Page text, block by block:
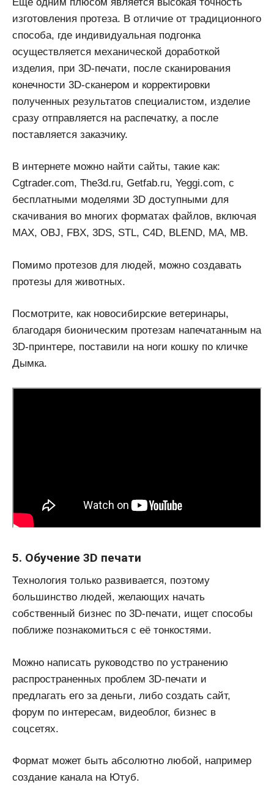
изготовления протеза. В отличие от традиционного
способа, где индивидуальная подгонка
осуществляется механической доработкой
изделия, при 3D-печати, после сканирования
конечности 3D-сканером и корректировки
полученных результатов специалистом, изделие
сразу отправляется на распечатку, а после
поставляется заказчику.
В интернете можно найти сайты, такие как:
Cgtrader.com, The3d.ru, Getfab.ru, Yeggi.com, с
бесплатными моделями 3D доступными для
скачивания во многих форматах файлов, включая
MAX, OBJ, FBX, 3DS, STL, C4D, BLEND, MA, MB.
Помимо протезов для людей, можно создавать
протезы для животных.
Посмотрите, как новосибирские ветеринары,
благодаря бионическим протезам напечатанным на
3D-принтере, поставили на ноги кошку по кличке
Дымка.
5. Обучение 3D печати
Технология только развивается, поэтому
большинство людей, желающих начать
собственный бизнес по 3D-печати, ищет способы
поближе познакомиться с её тонкостями.
Можно написать руководство по устранению
распространенных проблем 3D-печати и
предлагать его за деньги, либо создать сайт,
форум по интересам, видеоблог, бизнес в
соцсетях.
Формат может быть абсолютно любой, например
создание канала на Ютуб.